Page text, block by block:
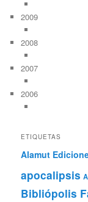
2009
2008
2007
2006
ETIQUETAS
Alamut
apocalipsis
Bibliópolis